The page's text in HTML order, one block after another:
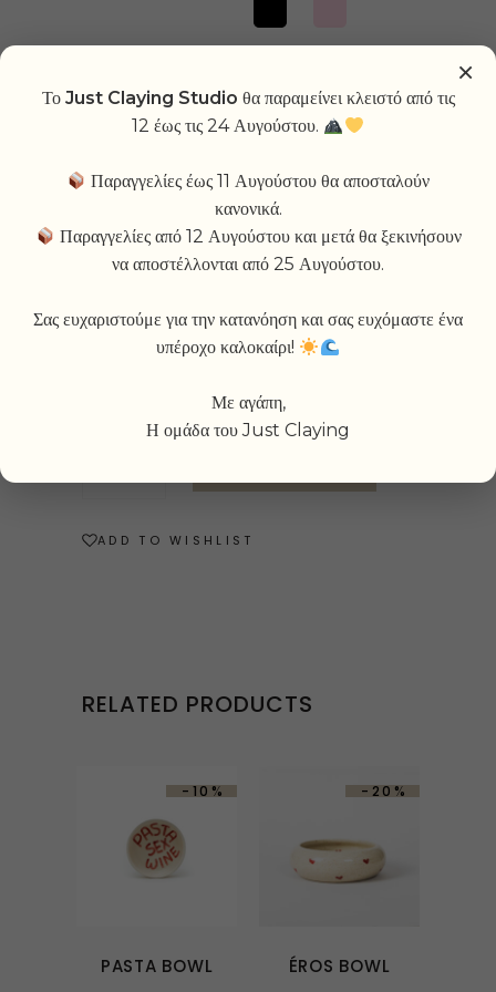
Διάλεξε χρώματα *
Straight
quantity
ADD TO WISHLIST
RELATED PRODUCTS
-10%
PASTA BOWL
-20%
ÉROS BOWL
×
Το Just Claying Studio θα παραμείνει κλειστό από τις
12 έως τις 24 Αυγούστου.
Παραγγελίες έως 11 Αυγούστου θα αποσταλούν
κανονικά.
Παραγγελίες από 12 Αυγούστου και μετά θα ξεκινήσουν
να αποστέλλονται από 25 Αυγούστου.
Σας ευχαριστούμε για την κατανόηση και σας ευχόμαστε ένα
υπέροχο καλοκαίρι!
Με αγάπη,
Η ομάδα του Just Claying